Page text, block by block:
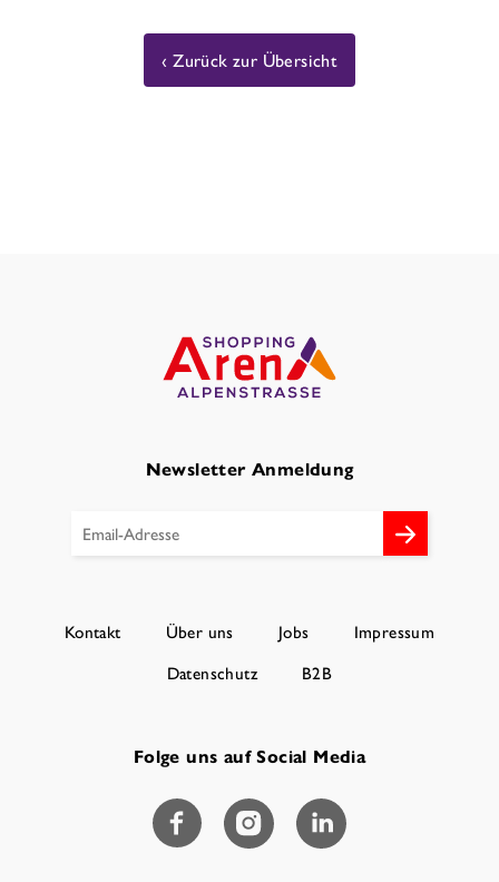
Zurück zur Übersicht
Newsletter Anmeldung
Kontakt Über uns Jobs
Impressum
Datenschutz
B2B
Folge uns auf Social Media